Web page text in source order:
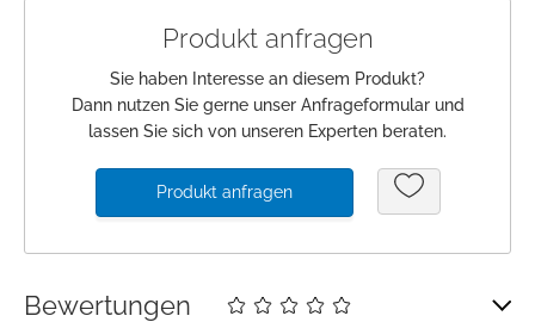
WarenkorbProdukt anfragen
Sie haben Interesse an diesem Produkt?
Dann nutzen Sie gerne unser Anfrageformular und
lassen Sie sich von unseren Experten beraten.
Produkt anfragen
Bewertungen